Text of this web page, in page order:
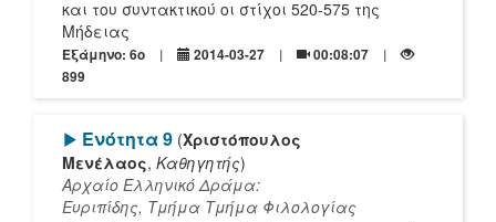
και του συντακτικού οι στίχοι 520-575 της
Μήδειας
Εξάμηνο: 6o 2014-03-27
00:08:07
899
[Play]
Ενότητα 9 (Χριστόπουλος
Μενέλαος, Καθηγητής)
Αρχαίο Ελληνικό Δράμα:
Ευριπίδης, Τμήμα Τμήμα Φιλολογίας